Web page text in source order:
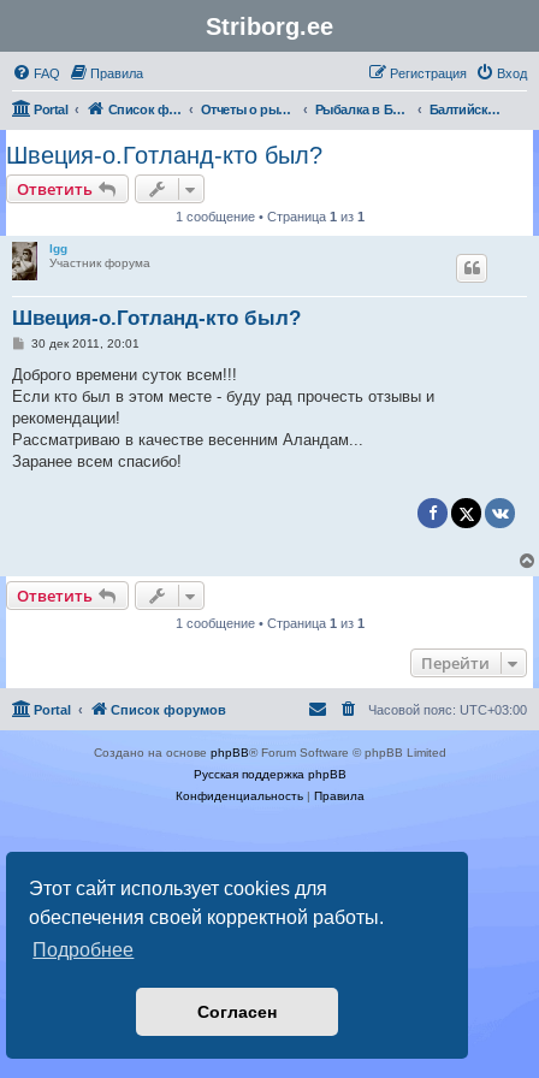
Этот сайт использует cookies для
обеспечения своей корректной работы.
Подробнее
Согласен
Striborg.ee
FAQ Правила Вход
Регистрация
Portal Список форумов Отчеты о рыбалке и не только Рыбалка в Балтийском море | Отчеты Балтийское море | Швеция
Швеция-о.Готланд-кто был?
Ответить
1 сообщение • Страница 1 из 1
lgg
Участник форума
Швеция-о.Готланд-кто был?
С
о
щ
е
и
е
30 дек 2011, 20:01
Доброго времени суток всем!!!
Если кто был в этом месте - буду рад прочесть отзывы и
рекомендации!
Рассматриваю в качестве весенним Аландам...
Заранее всем спасибо!
Ответить
1 сообщение • Страница 1 из 1
Перейти
Portal Список форумов Часовой пояс: UTC+03:00
Создано на основе phpBB® Forum Software © phpBB Limited
Русская поддержка phpBB
Конфиденциальность| Правила